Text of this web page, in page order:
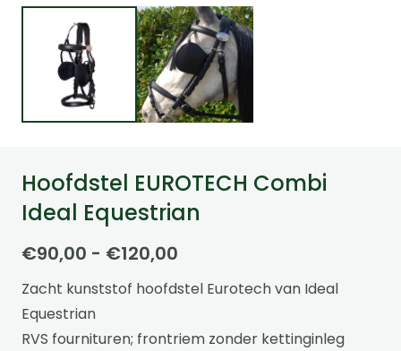
Hoofdstel EUROTECH Combi
Ideal Equestrian
€90,00 - €120,00
€90,00
tot
€120,00
Zacht kunststof hoofdstel Eurotech van Ideal
Equestrian
RVS fournituren; frontriem zonder kettinginleg